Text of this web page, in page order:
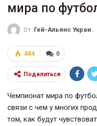
мира по
От Гей-Альянс Украина
0
884
Поделиться
Чемпионат мира по
связи с чем у многих
том, как будут